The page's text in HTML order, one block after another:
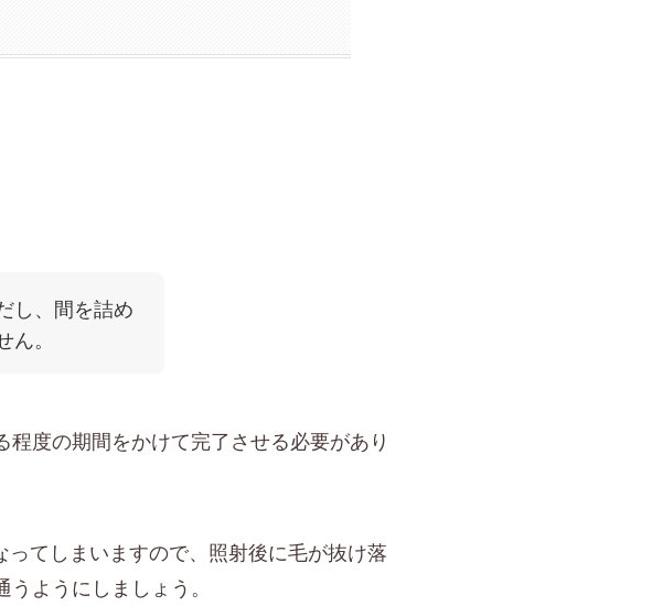
し、間を詰め
。
程度の期間をかけて完了させる必要があり
てしまいますので、照射後に毛が抜け落
うようにしましょう。